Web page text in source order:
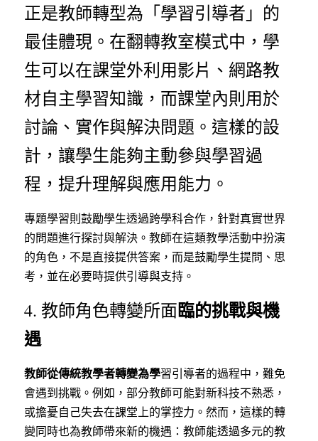
正是教師轉型為「學習引導者」的
最佳體現。在翻轉教室模式中，學
生可以在課堂外利用影片、網路教
材自主學習知識，而課堂內則用於
討論、實作與解決問題。這樣的設
計，讓學生能夠主動參與學習過
程，提升理解與應用能力。
專題學習則鼓勵學生透過跨學科合作，針對真實世界
的問題進行探討與解決。教師在這類教學活動中扮演
的角色，不是直接提供答案，而是鼓勵學生提問、思
考，並在必要時提供引導與支持。
4. 教師角色轉變所面臨的挑戰與機
遇
教師從傳統教學者轉變為學習引導者的過程中，難免
會遇到挑戰。例如，部分教師可能對新科技不熟悉，
或擔憂自己失去在課堂上的掌控力。然而，這樣的轉
變同時也為教師帶來新的機遇：教師能透過多元的教